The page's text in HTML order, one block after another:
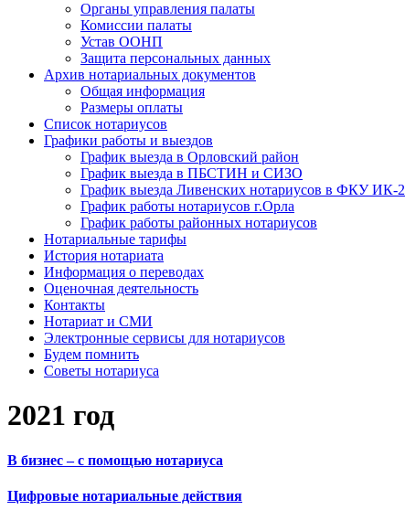
Органы управления палаты
Комиссии палаты
Устав ООНП
Защита персональных данных
Архив нотариальных документов
Общая информация
Размеры оплаты
Список нотариусов
Графики работы и выездов
График выезда в Орловский район
График выезда в ПБСТИН и СИЗО
График выезда Ливенских нотариусов в ФКУ ИК-2
График работы нотариусов г.Орла
График работы районных нотариусов
Нотариальные тарифы
История нотариата
Информация о переводах
Оценочная деятельность
Контакты
Нотариат и СМИ
Электронные сервисы для нотариусов
Будем помнить
Советы нотариуса
2021 год
В бизнес – с помощью нотариуса
Цифровые нотариальные действия